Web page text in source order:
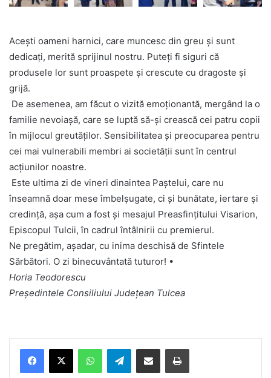
Acești oameni harnici, care muncesc din greu și sunt
dedicați, merită sprijinul nostru. Puteți fi siguri că
produsele lor sunt proaspete și crescute cu dragoste și
grijă.
De asemenea, am făcut o vizită emoționantă, mergând la o
familie nevoiașă, care se luptă să-și crească cei patru copii
în mijlocul greutăților. Sensibilitatea și preocuparea pentru
cei mai vulnerabili membri ai societății sunt în centrul
acțiunilor noastre.
Este ultima zi de vineri dinaintea Paștelui, care nu
înseamnă doar mese îmbelșugate, ci și bunătate, iertare și
credință, așa cum a fost și mesajul Preasfințitului Visarion,
Episcopul Tulcii, în cadrul întâlnirii cu premierul.
Ne pregătim, așadar, cu inima deschisă de Sfintele
Sărbători. O zi binecuvântată tuturor! •
Horia Teodorescu
Președintele Consiliului Județean Tulcea
Telegram